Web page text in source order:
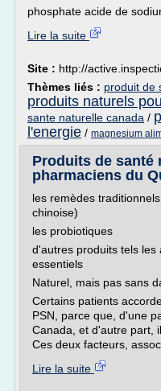
phosphate acide de
Lire la suite
Site : http://
Thèmes liés : produit de
produits naturels
sante naturelle canada /
l'energie / magnesium
Produits de santé
pharmaciens du
les remèdes
chinoise)
les probiotiques
d'autres produits tels les
essentiels
Naturel, mais pas sans
Certains patients
PSN, parce que, d'une
Canada, et d'autre part,
Ces deux facteurs,
Lire la suite